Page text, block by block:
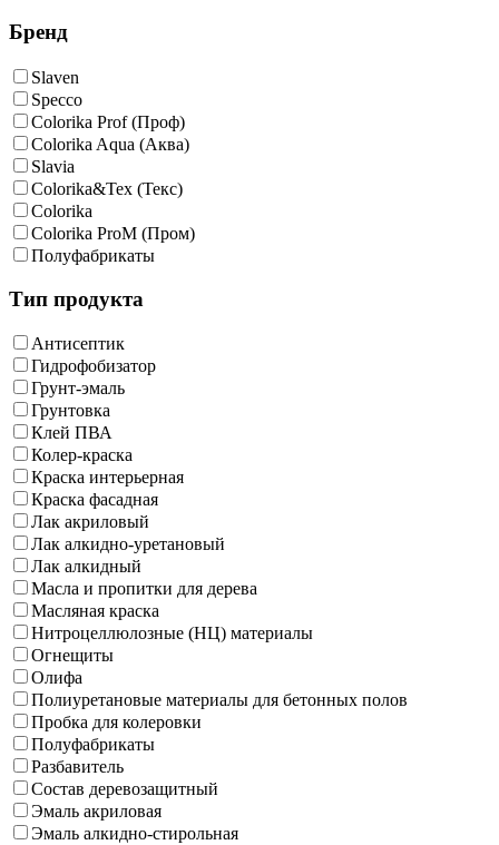
Бренд
Slaven
Specco
Colorika Prof (Проф)
Colorika Aqua (Аква)
Slavia
Colorika&Tex (Текс)
Colorika
Colorika ProM (Пром)
Полуфабрикаты
Тип продукта
Антисептик
Гидрофобизатор
Грунт-эмаль
Грунтовка
Клей ПВА
Колер-краска
Краска интерьерная
Краска фасадная
Лак акриловый
Лак алкидно-уретановый
Лак алкидный
Масла и пропитки для дерева
Масляная краска
Нитроцеллюлозные (НЦ) материалы
Огнещиты
Олифа
Полиуретановые материалы для бетонных полов
Пробка для колеровки
Полуфабрикаты
Разбавитель
Состав деревозащитный
Эмаль акриловая
Эмаль алкидно-стирольная